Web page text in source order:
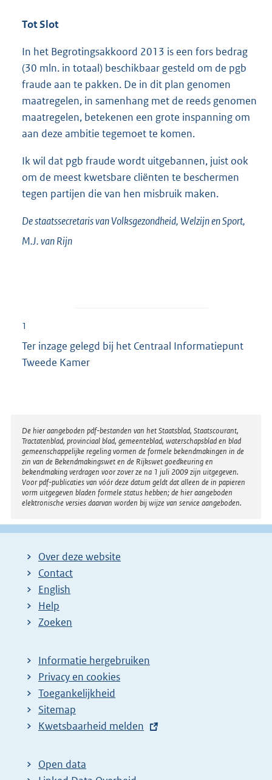
Tot Slot
In het Begrotingsakkoord 2013 is een fors bedrag
(30 mln. in totaal) beschikbaar gesteld om de pgb
fraude aan te pakken. De in dit plan genomen
maatregelen, in samenhang met de reeds genomen
maatregelen, betekenen een grote inspanning om
aan deze ambitie tegemoet te komen.
Ik wil dat pgb fraude wordt uitgebannen, juist ook
om de meest kwetsbare cliënten te beschermen
tegen partijen die van hen misbruik maken.
De staatssecretaris van Volksgezondheid, Welzijn en Sport,
M.J. vanRijn
1
Ter inzage gelegd bij het Centraal Informatiepunt
Tweede Kamer
Disclaimer
De hier aangeboden pdf-bestanden van het Staatsblad, Staatscourant,
Tractatenblad, provinciaal blad, gemeenteblad, waterschapsblad en blad
gemeenschappelijke regeling vormen de formele bekendmakingen in de
zin van de Bekendmakingswet en de Rijkswet goedkeuring en
bekendmaking verdragen voor zover ze na 1 juli 2009 zijn uitgegeven.
Voor pdf-publicaties van vóór deze datum geldt dat alleen de in papieren
vorm uitgegeven bladen formele status hebben; de hier aangeboden
elektronische versies daarvan worden bij wijze van service aangeboden.
Over deze website
Contact
English
Help
Zoeken
Informatie hergebruiken
Privacy en cookies
Toegankelijkheid
Sitemap
E
t
e
Kwetsbaarheid melden
Open data